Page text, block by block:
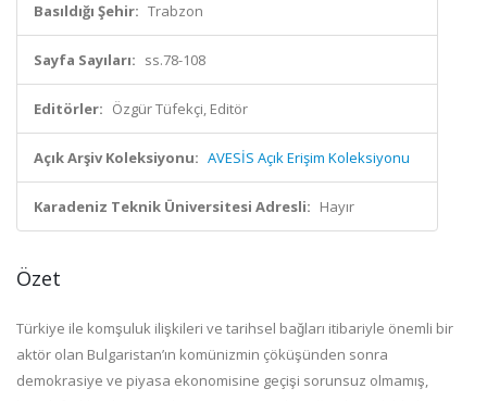
Basıldığı Şehir: Trabzon
Sayfa Sayıları: ss.78-108
Editörler: Özgür Tüfekçi, Editör
Açık Arşiv Koleksiyonu: AVESİS Açık Erişim Koleksiyonu
Karadeniz Teknik Üniversitesi Adresli: Hayır
Özet
Türkiye ile komşuluk ilişkileri ve tarihsel bağları itibariyle önemli bir
aktör olan Bulgaristan’ın komünizmin çöküşünden sonra
demokrasiye ve piyasa ekonomisine geçişi sorunsuz olmamış,